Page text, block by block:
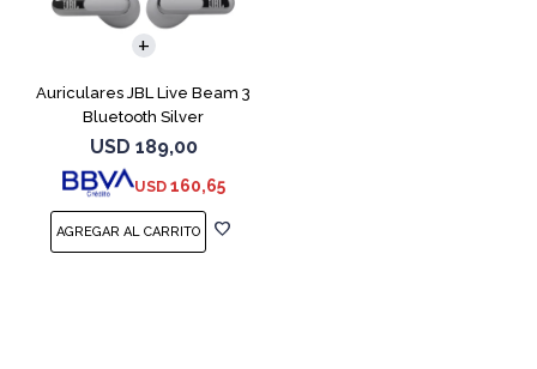
Auriculares JBL Live Beam 3
Bluetooth Silver
USD 189,00
USD 160,65